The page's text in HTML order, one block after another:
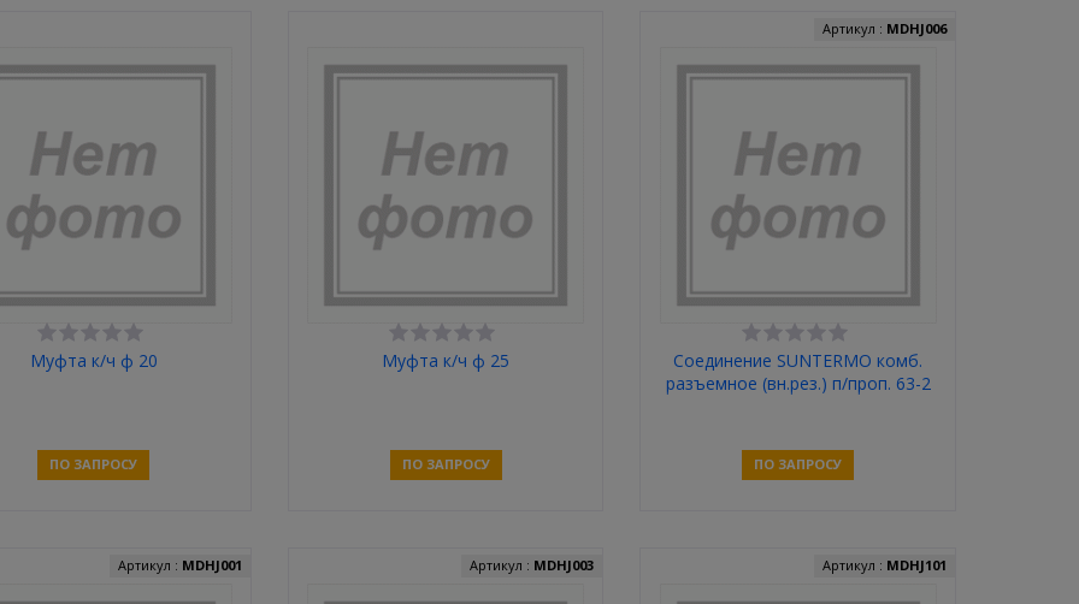
Муфта к/ч ф 20
ПО ЗАПРОСУ
Муфта к/ч ф 25
ПО ЗАПРОСУ
Соединение SUNTERMO комб.
разъемное (вн.рез.) п/проп. 63-2
Артикул : MDHJ006
ПО ЗАПРОСУ
Артикул : MDHJ001 Артикул : MDHJ003 Артикул : MDHJ101